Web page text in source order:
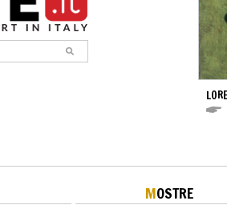
MOSTRE